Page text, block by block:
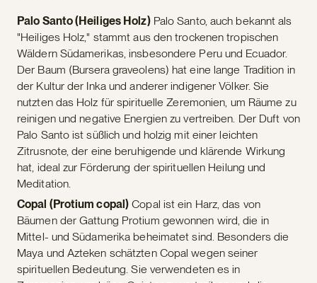
Palo Santo (Heiliges Holz)Palo Santo, auch bekannt als
"Heiliges Holz," stammt aus den trockenen tropischen
Wäldern Südamerikas, insbesondere Peru und Ecuador.
Der Baum (Bursera graveolens) hat eine lange Tradition in
der Kultur der Inka und anderer indigener Völker. Sie
nutzten das Holz für spirituelle Zeremonien, um Räume zu
reinigen und negative Energien zu vertreiben. Der Duft von
Palo Santo ist süßlich und holzig mit einer leichten
Zitrusnote, der eine beruhigende und klärende Wirkung
hat, ideal zur Förderung der spirituellen Heilung und
Meditation.
Copal (Protium copal) Copal ist ein Harz, das von
Bäumen der Gattung Protium gewonnen wird, die in
Mittel- und Südamerika beheimatet sind. Besonders die
Maya und Azteken schätzten Copal wegen seiner
spirituellen Bedeutung. Sie verwendeten es in